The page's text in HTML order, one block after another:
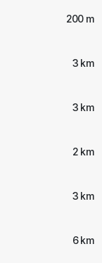
200 m
3 km
3 km
2 km
3 km
6 km